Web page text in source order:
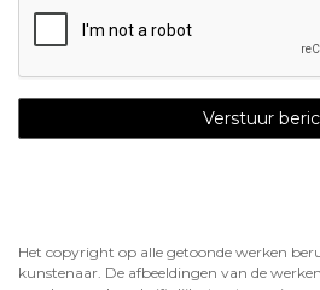
Het copyright op alle getoonde werken
kunstenaar. De afbeeldingen van de